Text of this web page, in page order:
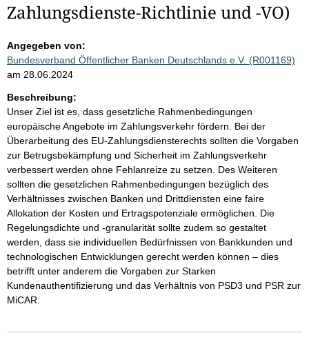
Zahlungsdienste-Richtlinie und -VO)
Angegeben von:
Bundesverband Öffentlicher Banken Deutschlands e.V. (R001169)
am 28.06.2024
Beschreibung:
Unser Ziel ist es, dass gesetzliche Rahmenbedingungen
europäische Angebote im Zahlungsverkehr fördern. Bei der
Überarbeitung des EU-Zahlungsdiensterechts sollten die Vorgaben
zur Betrugsbekämpfung und Sicherheit im Zahlungsverkehr
verbessert werden ohne Fehlanreize zu setzen. Des Weiteren
sollten die gesetzlichen Rahmenbedingungen bezüglich des
Verhältnisses zwischen Banken und Drittdiensten eine faire
Allokation der Kosten und Ertragspotenziale ermöglichen. Die
Regelungsdichte und -granularität sollte zudem so gestaltet
werden, dass sie individuellen Bedürfnissen von Bankkunden und
technologischen Entwicklungen gerecht werden können – dies
betrifft unter anderem die Vorgaben zur Starken
Kundenauthentifizierung und das Verhältnis von PSD3 und PSR zur
MiCAR.